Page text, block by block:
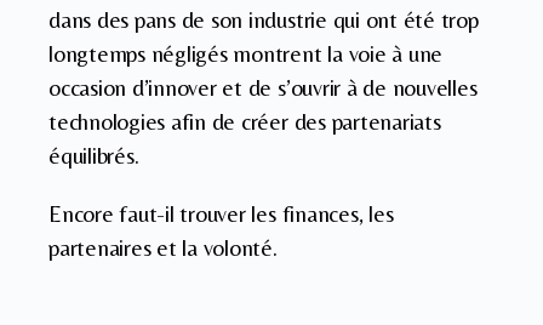
dans des pans de son industrie qui ont été trop
longtemps négligés montrent la voie à une
occasion d’innover et de s’ouvrir à de nouvelles
technologies afin de créer des partenariats
équilibrés.
Encore faut-il trouver les finances, les
partenaires et la volonté.